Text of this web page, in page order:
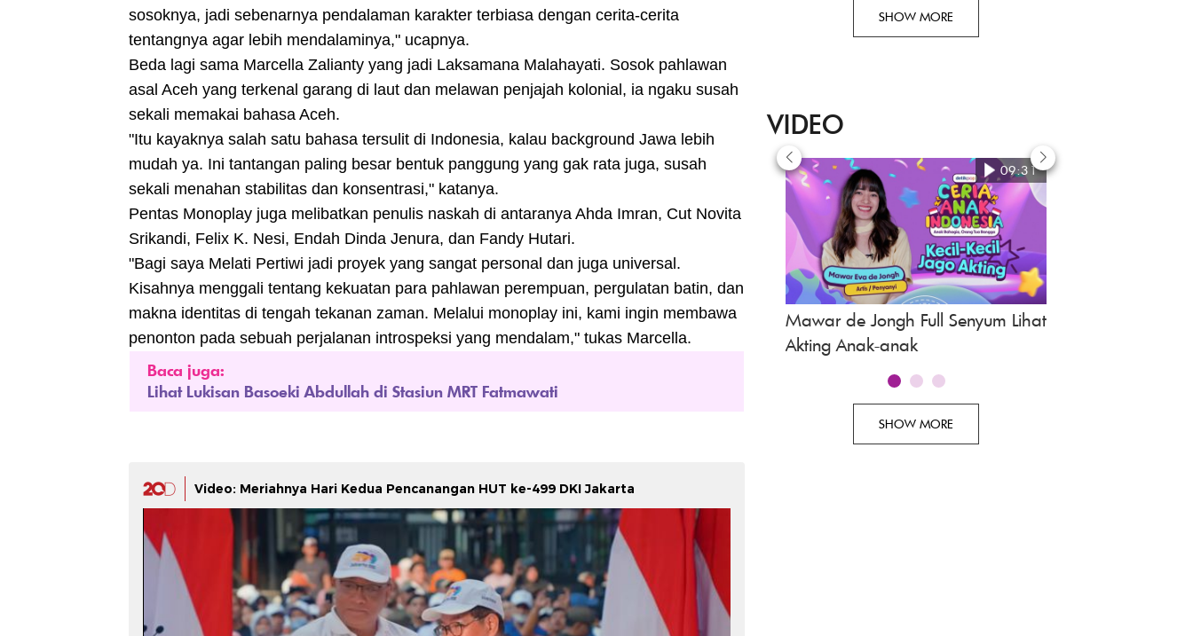
sosoknya, jadi sebenarnya pendalaman karakter terbiasa dengan cerita-cerita
tentangnya agar lebih mendalaminya," ucapnya.
Beda lagi sama Marcella Zalianty yang jadi Laksamana Malahayati. Sosok pahlawan
asal Aceh yang terkenal garang di laut dan melawan penjajah kolonial, ia ngaku susah
sekali memakai bahasa Aceh.
"Itu kayaknya salah satu bahasa tersulit di Indonesia, kalau background Jawa lebih
mudah ya. Ini tantangan paling besar bentuk panggung yang gak rata juga, susah
sekali menahan stabilitas dan konsentrasi," katanya.
Pentas Monoplay juga melibatkan penulis naskah di antaranya Ahda Imran, Cut Novita
Srikandi, Felix K. Nesi, Endah Dinda Jenura, dan Fandy Hutari.
"Bagi saya Melati Pertiwi jadi proyek yang sangat personal dan juga universal.
Kisahnya menggali tentang kekuatan para pahlawan perempuan, pergulatan batin, dan
makna identitas di tengah tekanan zaman. Melalui monoplay ini, kami ingin membawa
penonton pada sebuah perjalanan introspeksi yang mendalam," tukas Marcella.
Baca juga:
Lihat Lukisan Basoeki Abdullah di Stasiun MRT Fatmawati
Video: Meriahnya Hari Kedua Pencanangan HUT ke-499 DKI Jakarta
SHOW MORE
VIDEO
09:31
Mawar de Jongh Full Senyum Lihat
Akting Anak-anak
SHOW MORE